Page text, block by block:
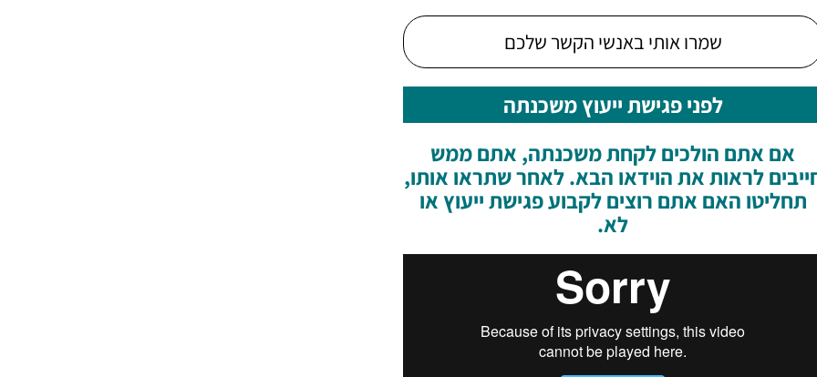
לפני פגישת ייעוץ משכנתה
אם אתם הולכים לקחת משכנתה, אתם ממש
לראות את הוידאו הבא. לאחר שתראו אותו,
תחליטו האם אתם רוצים לקבוע פגישת ייעוץ או
לא.